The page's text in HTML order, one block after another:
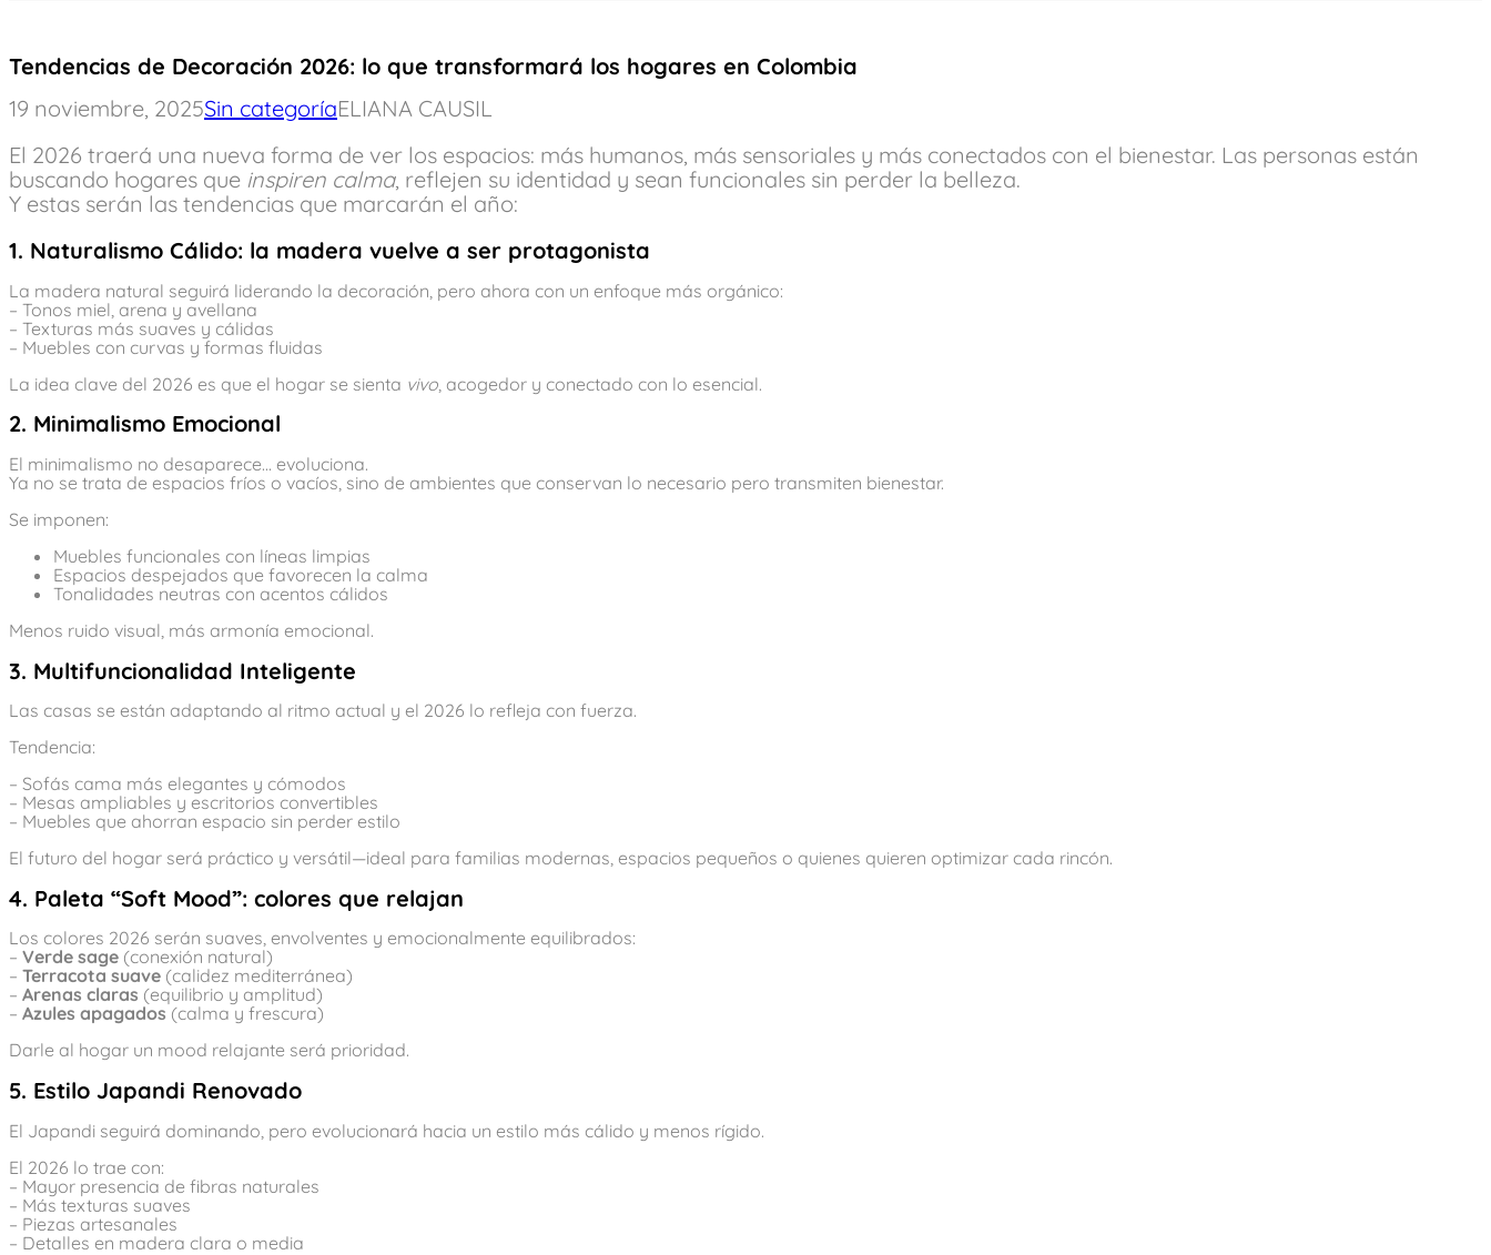
Tendencias de Decoración 2026: lo que transformará los hogares en Colombia
19 noviembre, 2025Sin categoríaELIANA CAUSIL
El 2026 traerá una nueva forma de ver los espacios: más humanos, más sensoriales y más conectados con el bienestar. Las personas están
buscando hogares que inspiren calma, reflejen su identidad y sean funcionales sin perder la belleza.
Y estas serán las tendencias que marcarán el año:
1. Naturalismo Cálido: la madera vuelve a ser protagonista
La madera natural seguirá liderando la decoración, pero ahora con un enfoque más orgánico:
– Tonos miel, arena y avellana
– Texturas más suaves y cálidas
– Muebles con curvas y formas fluidas
La idea clave del 2026 es que el hogar se sienta vivo , acogedor y conectado con lo esencial.
2. Minimalismo Emocional
El minimalismo no desaparece… evoluciona.
Ya no se trata de espacios fríos o vacíos, sino de ambientes que conservan lo necesario pero transmiten bienestar.
Se imponen:
Muebles funcionales con líneas limpias
Espacios despejados que favorecen la calma
Tonalidades neutras con acentos cálidos
Menos ruido visual, más armonía emocional.
3. Multifuncionalidad Inteligente
Las casas se están adaptando al ritmo actual y el 2026 lo refleja con fuerza.
Tendencia:
– Sofás cama más elegantes y cómodos
– Mesas ampliables y escritorios convertibles
– Muebles que ahorran espacio sin perder estilo
El futuro del hogar será práctico y versátil—ideal para familias modernas, espacios pequeños o quienes quieren optimizar cada rincón.
4. Paleta “Soft Mood”: colores que relajan
Los colores 2026 serán suaves, envolventes y emocionalmente equilibrados:
– Verde sage (conexión natural)
– Terracota suave (calidez mediterránea)
– Arenas claras (equilibrio y amplitud)
– Azules apagados (calma y frescura)
Darle al hogar un mood relajante será prioridad.
5. Estilo Japandi Renovado
El Japandi seguirá dominando, pero evolucionará hacia un estilo más cálido y menos rígido.
El 2026 lo trae con:
– Mayor presencia de fibras naturales
– Más texturas suaves
– Piezas artesanales
– Detalles en madera clara o media